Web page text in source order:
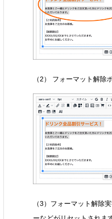
（2） フォーマット解除
（3）フォーマット解除